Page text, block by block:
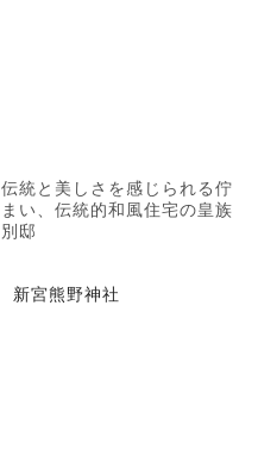
伝統と美しさを感じられる佇
まい、伝統的和風住宅の皇族
別邸
新宮熊野神社